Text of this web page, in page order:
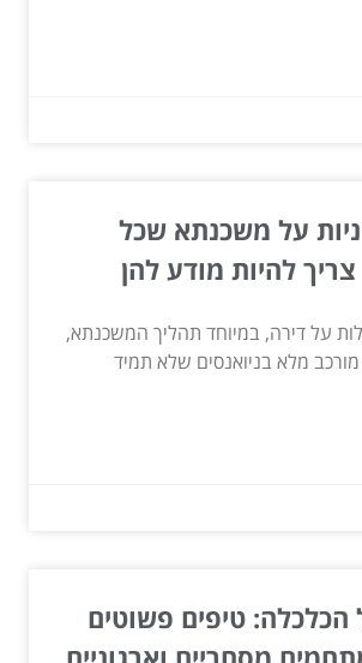
על משכנתא שכל
להיות מודע להן
על דירה, במיוחד תהליך המשכנתא,
מורכב מלא בניואנסים שלא תמיד
הכלכלה: טיפים פשוטים